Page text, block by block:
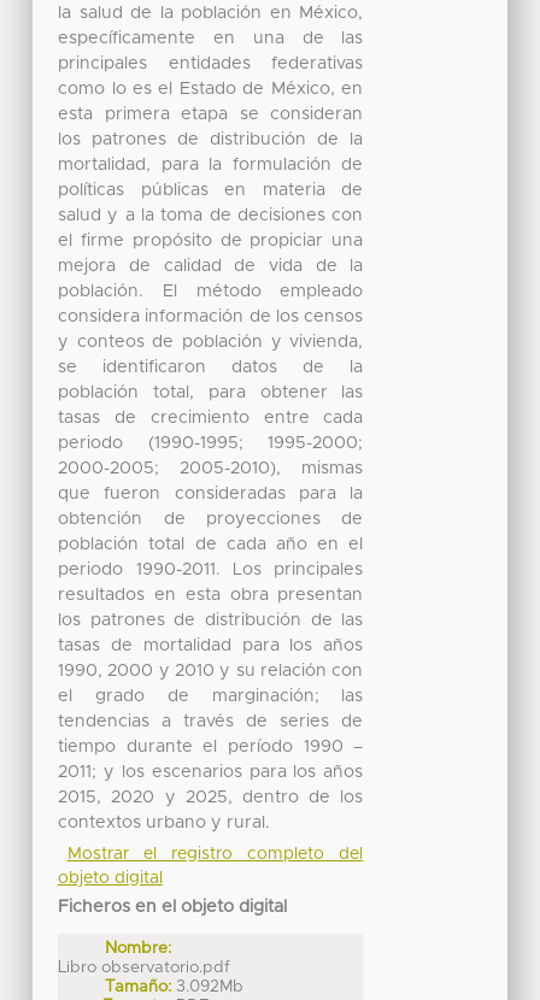
la salud de la población en México,
específicamente en una de las
principales entidades federativas
como lo es el Estado de México, en
esta primera etapa se consideran
los patrones de distribución de la
mortalidad, para la formulación de
políticas públicas en materia de
salud y a la toma de decisiones con
el firme propósito de propiciar una
mejora de calidad de vida de la
población. El método empleado
considera información de los censos
y conteos de población y vivienda,
se identificaron datos de la
población total, para obtener las
tasas de crecimiento entre cada
periodo (1990-1995; 1995-2000;
2000-2005; 2005-2010), mismas
que fueron consideradas para la
obtención de proyecciones de
población total de cada año en el
periodo 1990-2011. Los principales
resultados en esta obra presentan
los patrones de distribución de las
tasas de mortalidad para los años
1990, 2000 y 2010 y su relación con
el grado de marginación; las
tendencias a través de series de
tiempo durante el período 1990 –
2011; y los escenarios para los años
2015, 2020 y 2025, dentro de los
contextos urbano y rural.
Mostrar el registro completo del
objeto digital
Ficheros en el objeto digital
Nombre:
Libro observatorio.pdf
Tamaño: 3.092Mb